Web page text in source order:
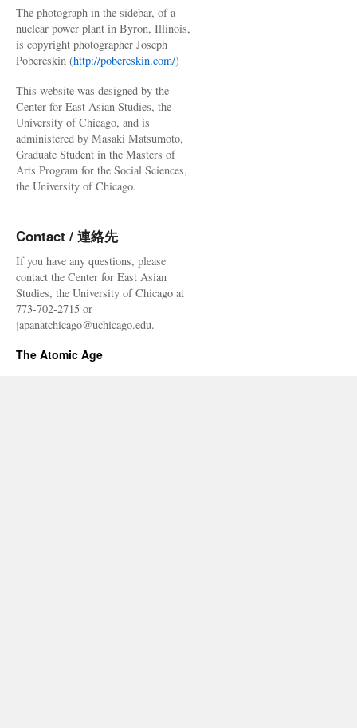
The photograph in the sidebar, of a
nuclear power plant in Byron, Illinois,
is copyright photographer Joseph
Pobereskin (http://pobereskin.com/)
This website was designed by the
Center for East Asian Studies, the
University of Chicago, and is
administered by Masaki Matsumoto,
Graduate Student in the Masters of
Arts Program for the Social Sciences,
the University of Chicago.
Contact / 連絡先
If you have any questions, please
contact the Center for East Asian
Studies, the University of Chicago at
773-702-2715 or
japanatchicago@uchicago.edu.
The Atomic Age